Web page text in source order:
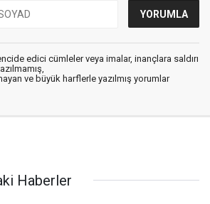
edici cümleler veya imalar, inançlara saldırı
ve büyük harflerle yazılmış yorumlar
Haberler